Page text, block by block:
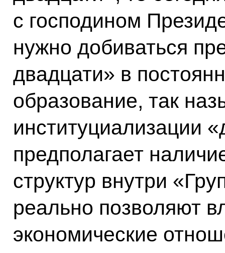
с господином
нужно добиваться
двадцати» в
образование, так
институциализации
предполагает
структур внутри
реально позволяют
экономические